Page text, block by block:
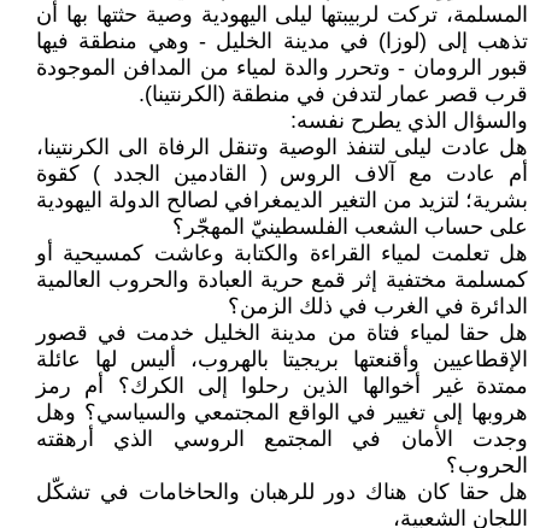
المسلمة، تركت لربيبتها ليلى اليهودية وصية حثتها بها أن
تذهب إلى (لوزا) في مدينة الخليل - وهي منطقة فيها
قبور الرومان - وتحرر والدة لمياء من المدافن الموجودة
قرب قصر عمار لتدفن في منطقة (الكرنتينا).
والسؤال الذي يطرح نفسه:
هل عادت ليلى لتنفذ الوصية وتنقل الرفاة الى الكرنتينا،
أم عادت مع آلاف الروس ( القادمين الجدد ) كقوة
بشرية؛ لتزيد من التغير الديمغرافي لصالح الدولة اليهودية
على حساب الشعب الفلسطينيّ المهجّر؟
هل تعلمت لمياء القراءة والكتابة وعاشت كمسيحية أو
كمسلمة مختفية إثر قمع حرية العبادة والحروب العالمية
الدائرة في الغرب في ذلك الزمن؟
هل حقا لمياء فتاة من مدينة الخليل خدمت في قصور
الإقطاعيين وأقنعتها بريجيتا بالهروب، أليس لها عائلة
ممتدة غير أخوالها الذين رحلوا إلى الكرك؟ أم رمز
هروبها إلى تغيير في الواقع المجتمعي والسياسي؟ وهل
وجدت الأمان في المجتمع الروسي الذي أرهقته
الحروب؟
هل حقا كان هناك دور للرهبان والحاخامات في تشكّل
اللجان الشعبية،